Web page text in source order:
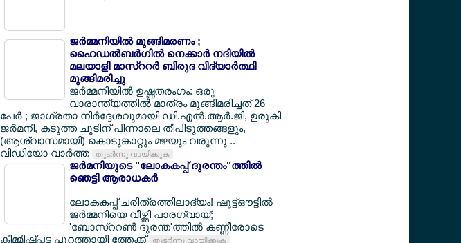
ജര്‍മ്മനിയില്‍ മുങ്ങിമരണം ;
ഹൈഡല്‍ബര്‍ഗില്‍ നെക്കാര്‍ നദിയില്‍
മലയാളി മാസ്ററര്‍ ബിരുദ വിദ്യാര്‍ത്ഥി
മുങ്ങിമരിച്ചു
ജര്‍മ്മനിയില്‍ ഉഷ്ണതരംഗം: ഒരു
വാരാന്ത്യത്തില്‍ മാത്രം മുങ്ങിമരിച്ചത് 26
പേര്‍ ; ജാഗ്രതാ നിര്‍ദ്ദേശവുമായി ഡി.എല്‍.ആര്‍.ജി, ഉരുകി
ജര്‍മനി, കടുത്ത ചൂടിന് പിന്നാലെ തീപിടുത്തങ്ങളും,
(ആശ്വാസമായി) കൊടുങ്കാറ്റും മഴയും വരുന്നു ..
വിഡിയോ വാര്‍ത്ത
തുടര്‍ന്നു വായിക്കുക
ജര്‍മനിയുടെ "ലോകകപ്പ് ദുരന്തം"ത്തില്‍
ഞെട്ടി ആരാധകര്‍
ലോകകപ്പ് ചരിത്രത്തിലാദ്യം! ഷൂട്ട്ഔട്ടില്‍
ജര്‍മ്മനിയെ വീഴ്ത്തി പാരഗ്വായ്;
'ബോസ്ററണ്‍ ദുരന്ത'ത്തില്‍ കണ്ണീരോടെ
കിമ്മിഷ്പ്പട പുറത്തായി ത്തേക്ക് തുടര്‍ന്നു വായിക്കുക